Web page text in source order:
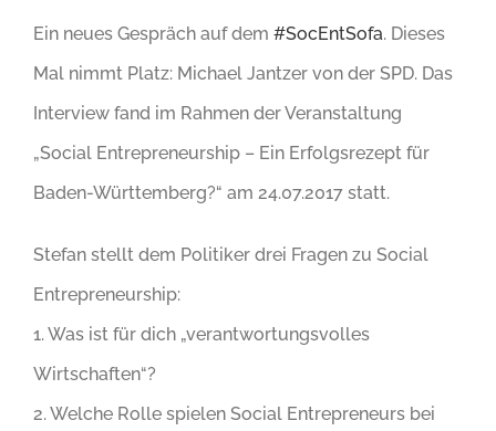
Ein neues Gespräch auf dem #SocEntSofa. Dieses
Mal nimmt Platz: Michael Jantzer von der SPD. Das
Interview fand im Rahmen der Veranstaltung
„Social Entrepreneurship – Ein Erfolgsrezept für
Baden-Württemberg?“ am 24.07.2017 statt.
Stefan stellt dem Politiker drei Fragen zu Social
Entrepreneurship:
1. Was ist für dich „verantwortungsvolles
Wirtschaften“?
2. Welche Rolle spielen Social Entrepreneurs bei